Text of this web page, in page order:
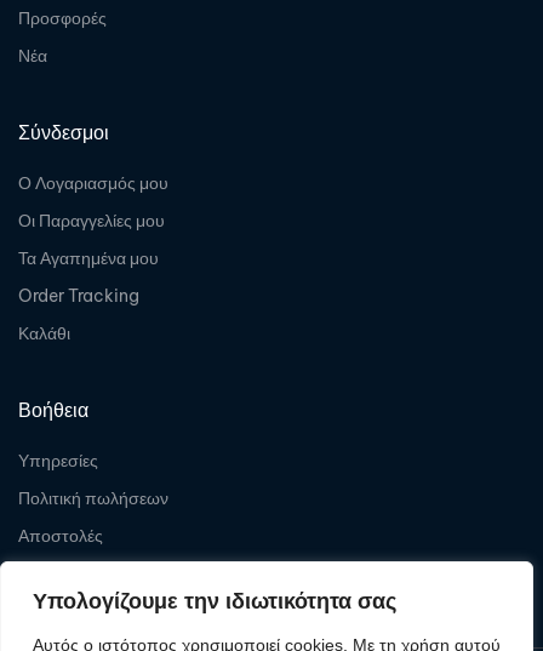
Υπολογίζουμε την ιδιωτικότητα σας
Αυτός ο ιστότοπος χρησιμοποιεί cookies. Με τη χρήση αυτού
Προσφορές
Νέα
Σύνδεσμοι
Ο Λογαριασμός μου
Οι Παραγγελίες μου
Τα Αγαπημένα μου
Order Tracking
Καλάθι
Βοήθεια
Υπηρεσίες
Πολιτική πωλήσεων
Αποστολές